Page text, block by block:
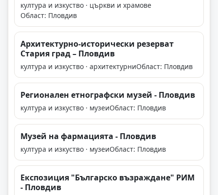
култура и изкуство · църкви и храмове
Област: Пловдив
Архитектурно-исторически резерват
Стария град – Пловдив
култура и изкуство · архитектурниОбласт: Пловдив
Регионален етнографски музей - Пловдив
култура и изкуство · музеиОбласт: Пловдив
Музей на фармацията - Пловдив
култура и изкуство · музеиОбласт: Пловдив
Експозиция "Българско възраждане" РИМ
- Пловдив